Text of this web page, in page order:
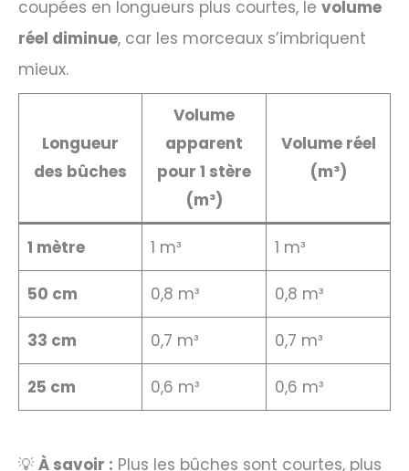
coupées en longueurs plus courtes, le volume
réel diminue, car les morceaux s’imbriquent
mieux.
Longueur
des bûches
Volume
apparent
pour 1 stère
(m³)
Volume réel
(m³)
1 mètre 1 m³ 1 m³
50 cm 0,8 m³ 0,8 m³
33 cm 0,7 m³ 0,7 m³
25 cm 0,6 m³ 0,6 m³
💡 À savoir : Plus les bûches sont courtes, plus